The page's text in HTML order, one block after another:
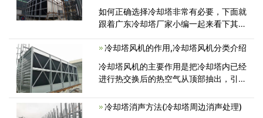
<
如何正确选择冷却塔非常有必要，下面就
跟着广东冷却塔厂家小编一起来看下其中
的选择包括：高温塔、中温塔和常温塔。
2.根据安装位置的现状和噪声的要求，冷
<
冷却塔风机的作用,冷却塔风机分类介绍
冷却塔风机的主要作用是把冷却塔内已经
进行热交换后的热空气从顶部抽出，引导
这么说，冷却塔风机是整个冷却塔的核
冷却塔消声方法(冷却塔周边消声处理)